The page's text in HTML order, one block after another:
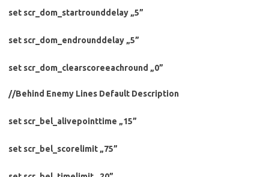
set scr_dom_startrounddelay „5”
set scr_dom_endrounddelay „5”
set scr_dom_clearscoreeachround „0”
//Behind Enemy Lines Default Description
set scr_bel_alivepointtime „15”
set scr_bel_scorelimit „75”